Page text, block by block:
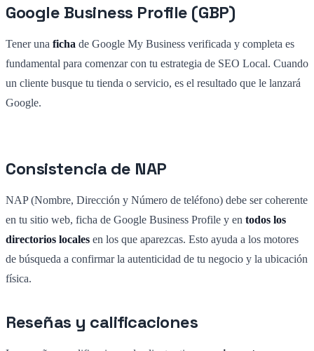
Google Business Profile (GBP)
Tener una ficha de Google My Business verificada y completa es
fundamental para comenzar con tu estrategia de SEO Local. Cuando
un cliente busque tu tienda o servicio, es el resultado que le lanzará
Google.
Consistencia de NAP
NAP (Nombre, Dirección y Número de teléfono) debe ser coherente
en tu sitio web, ficha de Google Business Profile y en todos los
directorios locales en los que aparezcas. Esto ayuda a los motores
de búsqueda a confirmar la autenticidad de tu negocio y la ubicación
física.
Reseñas y calificaciones